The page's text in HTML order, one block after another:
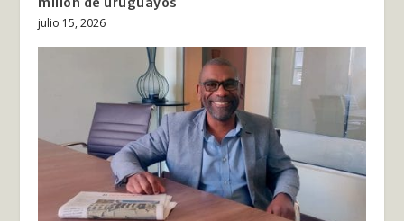
julio 15, 2026